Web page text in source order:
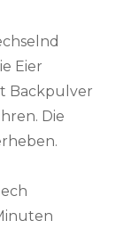
Eier
Backpulver
Die